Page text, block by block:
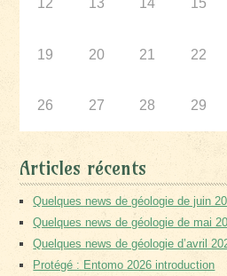
12 13 14 15
19 20 21 22
26 27 28 29
Articles récents
Quelques news de géologie de juin
Quelques news de géologie de mai
Quelques news de géologie d’avril
Protégé : Entomo 2026 introduction